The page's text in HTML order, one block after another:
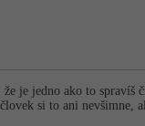
je jedno ako to
si to ani